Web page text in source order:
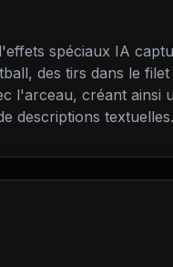
spéciaux IA
des tirs dans le filet
l'arceau, créant ainsi
descriptions textuelles.